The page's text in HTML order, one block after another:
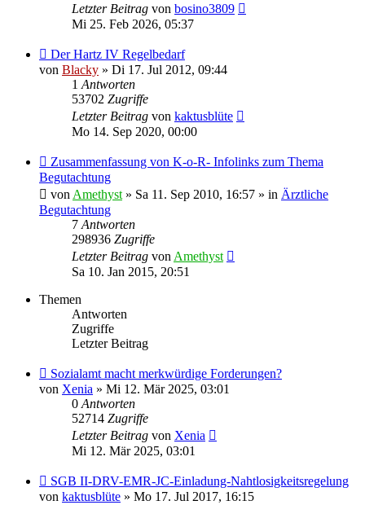
Letzter Beitrag von bosino3809
Mi 25. Feb 2026, 05:37
Der Hartz IV Regelbedarf
von Blacky » Di 17. Jul 2012, 09:44
1Antworten
53702 Zugriffe
Letzter Beitrag von kaktusblüte
Mo 14. Sep 2020, 00:00
Zusammenfassung von K-o-R- Infolinks zum Thema
Begutachtung
vonAmethyst» Sa 11. Sep 2010, 16:57 » in Ärztliche
Begutachtung
7Antworten
298936 Zugriffe
Letzter Beitrag vonAmethyst
Sa 10. Jan 2015, 20:51
Themen
Antworten
Zugriffe
Letzter Beitrag
Sozialamt macht merkwürdige Forderungen?
von Xenia » Mi 12. Mär 2025, 03:01
0Antworten
52714 Zugriffe
Letzter Beitrag von Xenia
Mi 12. Mär 2025, 03:01
SGB II-DRV-EMR-JC-Einladung-Nahtlosigkeitsregelung
von kaktusblüte » Mo 17. Jul 2017, 16:15